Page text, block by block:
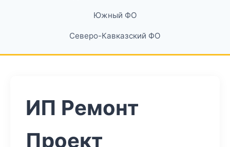
Южный ФО
Северо-Кавказский ФО
ИП Ремонт
Проект